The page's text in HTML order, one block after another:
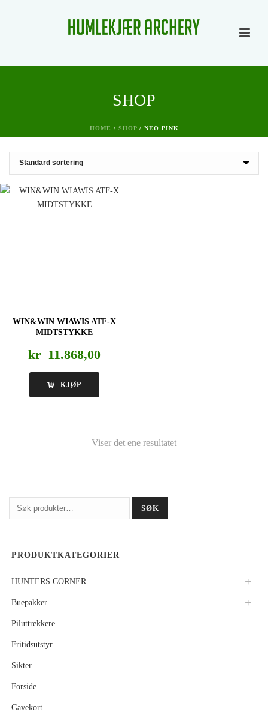
SHOP
HOME / SHOP/ NEO PINK
WIN&WIN WIAWIS ATF-X
MIDTSTYKKE
kr 11.868,00
KJØP
Viser det ene resultatet
Søk
etter:
SØK
PRODUKTKATEGORIER
HUNTERS CORNER
Buepakker
Piluttrekkere
Fritidsutstyr
Sikter
Forside
Gavekort